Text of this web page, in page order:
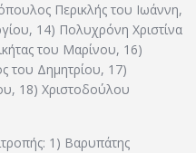
Περικλής του Ιωάννη,
14) Πολυχρόνη Χριστίνα
του Μαρίνου, 16)
του Δημητρίου, 17)
18) Χριστοδούλου
1) Βαρυπάτης